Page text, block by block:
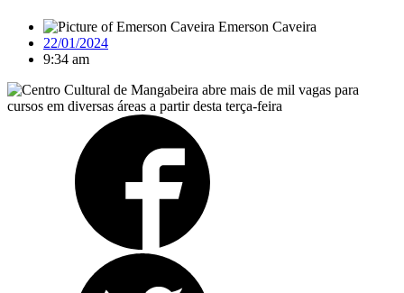
Emerson Caveira
22/01/2024
9:34 am